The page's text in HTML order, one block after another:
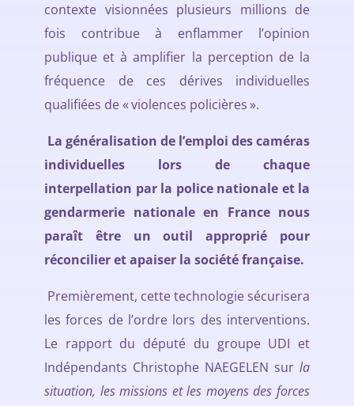
contexte visionnées plusieurs millions de
fois contribue à enflammer l’opinion
publique et à amplifier la perception de la
fréquence de ces dérives individuelles
qualifiées de « violences policières ».
La généralisation de l’emploi des caméras
individuelles lors de chaque
interpellation par la police nationale et la
gendarmerie nationale en France nous
paraît être un outil approprié pour
réconcilier et apaiser la société française.
Premièrement, cette technologie sécurisera
les forces de l’ordre lors des interventions.
Le rapport du député du groupe UDI et
Indépendants Christophe NAEGELEN sur la
situation, les missions et les moyens des forces